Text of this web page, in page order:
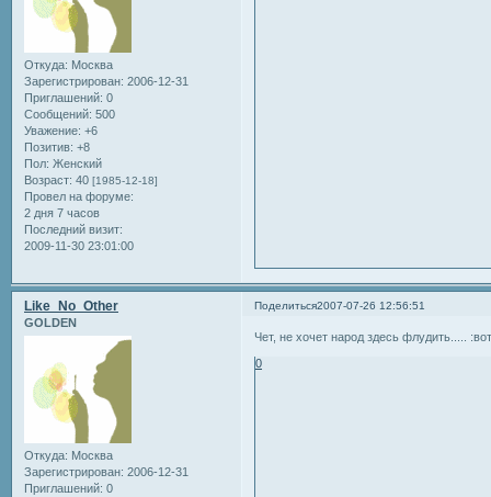
Откуда: Москва
Зарегистрирован: 2006-12-31
Приглашений: 0
Сообщений: 500
Уважение: +6
Позитив: +8
Пол: Женский
Возраст: 40 [1985-12-18]
Провел на форуме:
2 дня 7 часов
Последний визит:
2009-11-30 23:01:00
Поделиться2007-07-26 12:56:51
Like_No_Other
GOLDEN
Откуда: Москва
Зарегистрирован: 2006-12-31
Приглашений: 0
Чет, не хочет народ здесь флудить.....
0